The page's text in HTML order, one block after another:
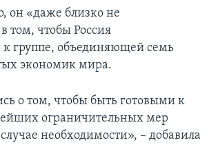
он «даже близко не
том, чтобы Россия
к группе, объединяющей семь
экономик мира.
о том, чтобы быть готовыми к
ограничительных мер
необходимости», – добавила